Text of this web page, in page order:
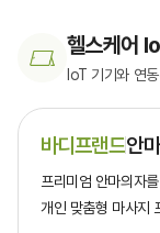
헬스케어
IoT 기기와 연
바디프랜드안
프리미엄 안마의자
개인 맞춤형 마사지